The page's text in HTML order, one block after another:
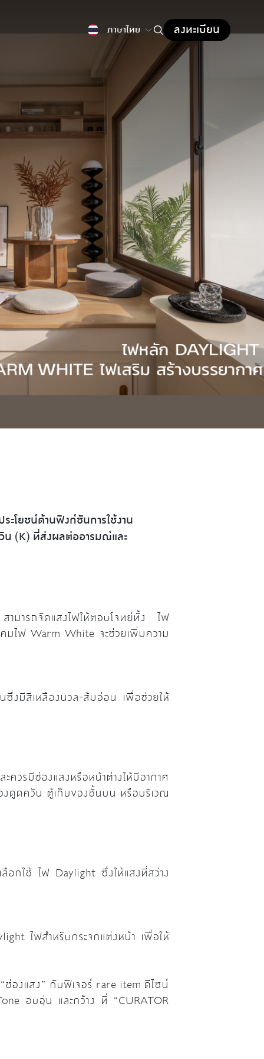
ภาษาไทย ลงทะเบียน
ะโยชน์ด้านฟังก์ชันการใช้งาน
น (K) ที่ส่งผลต่ออารมณ์และ
มารถจัดแสงไฟให้ตอบโจทย์ทั้ง ไฟ
คมไฟ Warm White จะช่วยเพิ่มความ
งมีสีเหลืองนวล-ส้มอ่อน เพื่อช่วยให้
ควรมีช่องแสงหรือหน้าต่างให้มีอากาศ
งดูดควัน ตู้เก็บของชั้นบน หรือบริเวณ
ลือกใช้ ไฟ Daylight ซึ่งให้แสงที่สว่าง
ไฟสำหรับกระจกแต่งหน้า เพื่อให้
ช่องแสง” กับฟีเจอร์ rare item ดีไซน์
อบอุ่น และกว้าง ที่ “CURATOR